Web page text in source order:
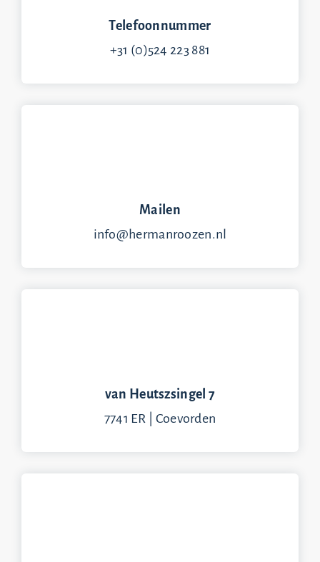
Telefoonnummer
+31 (0)524 223 881
Mailen
info@hermanroozen.nl
van Heutszsingel 7
7741 ER | Coevorden